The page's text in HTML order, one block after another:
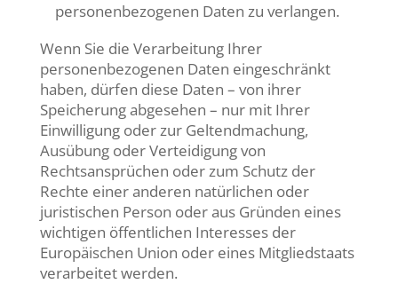
personenbezogenen Daten zu verlangen.
Wenn Sie die Verarbeitung Ihrer
personenbezogenen Daten eingeschränkt
haben, dürfen diese Daten – von ihrer
Speicherung abgesehen – nur mit Ihrer
Einwilligung oder zur Geltendmachung,
Ausübung oder Verteidigung von
Rechtsansprüchen oder zum Schutz der
Rechte einer anderen natürlichen oder
juristischen Person oder aus Gründen eines
wichtigen öffentlichen Interesses der
Europäischen Union oder eines Mitgliedstaats
verarbeitet werden.